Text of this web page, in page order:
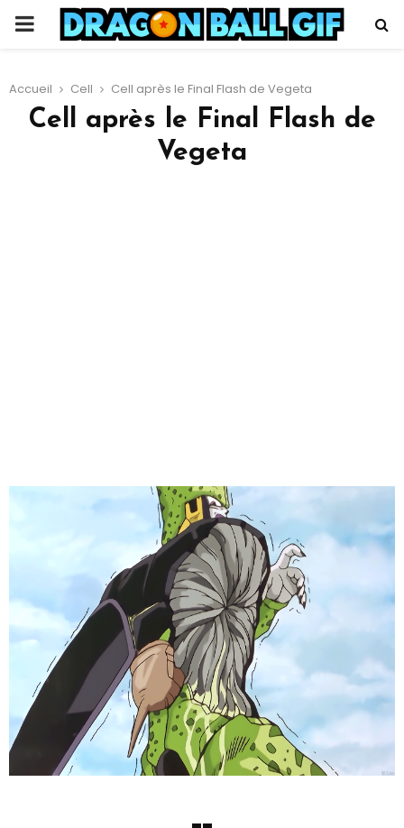
PRIMARY
Accueil Cell Cell après le Final Flash de Vegeta
Cell après le Final Flash de
Vegeta